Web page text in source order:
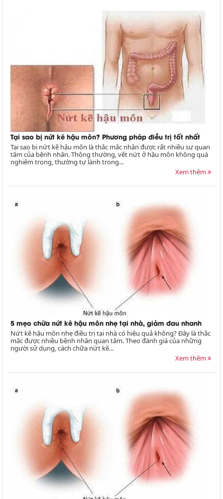
Tại sao bị nứt kẽ hậu môn? Phương pháp điều trị tốt nhất
Tại sao bị nứt kẽ hậu môn là thắc mắc nhận được rất nhiều sự quan
tâm của bệnh nhân. Thông thường, vết nứt ở hậu môn không quá
nghiêm trọng, thường tự lành trong...
Xem thêm
5 mẹo chữa nứt kẽ hậu môn nhẹ tại nhà, giảm đau nhanh
Nứt kẽ hậu môn nhẹ điều trị tại nhà có hiệu quả không? Đây là thắc
mắc được nhiều bệnh nhân quan tâm. Theo đánh giá của những
người sử dụng, cách chữa nứt kẽ...
Xem thêm